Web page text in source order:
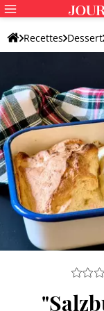
Recettes Dessert